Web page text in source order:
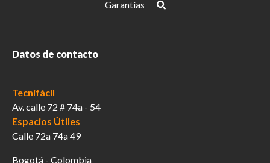
Garantías
Datos de contacto
Tecnifácil
Av. calle 72 # 74a - 54
Espacios Útiles
Calle 72a 74a 49
Bogotá - Colombia